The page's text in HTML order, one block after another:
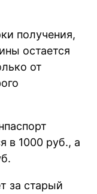
получения,
остается
от
в 1000 руб., а
за старый